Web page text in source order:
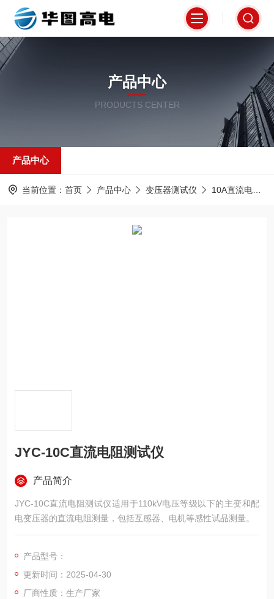
产品中心
PRODUCTS CENTER
产品中心
当前位置： 首页 产品中心 变压器测试仪 10A直流电阻测试仪
JYC-10C直流电阻测试仪
产品简介
JYC-10C直流电阻测试仪适⽤于110kV电压等级以下的主变和配
电变压器的直流电阻测量，包括互感器、电机等感性试品测量。
产品型号：
更新时间：2025-04-30
厂商性质：生产厂家